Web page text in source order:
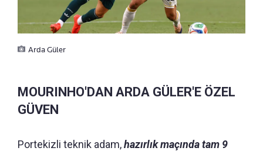
Arda Güler
MOURINHO'DAN ARDA GÜLER'E ÖZEL
GÜVEN
Portekizli teknik adam,hazırlık maçında tam 9